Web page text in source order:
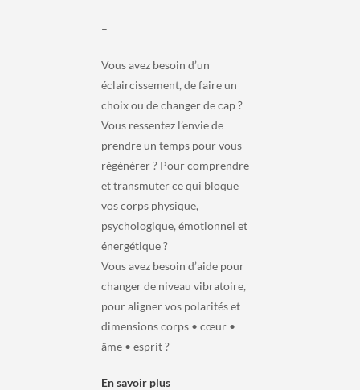
–
Vous avez besoin d’un
éclaircissement, de faire un
choix ou de changer de cap ?
Vous ressentez l’envie de
prendre un temps pour vous
régénérer ? Pour comprendre
et transmuter ce qui bloque
vos corps physique,
psychologique, émotionnel et
énergétique ?
Vous avez besoin d’aide pour
changer de niveau vibratoire,
pour aligner vos polarités et
dimensions corps • cœur •
âme • esprit ?
En savoir plus